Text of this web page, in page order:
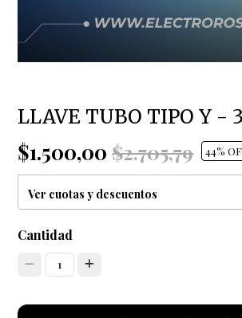
LLAVE TUBO TIPO Y -
$1.500,00$2.705,79 44%
Ver cuotas y descuentos
Cantidad
1